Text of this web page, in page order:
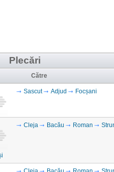
Plecări
Către
Sascut Adjud Focșani
Cleja Bacău Roman